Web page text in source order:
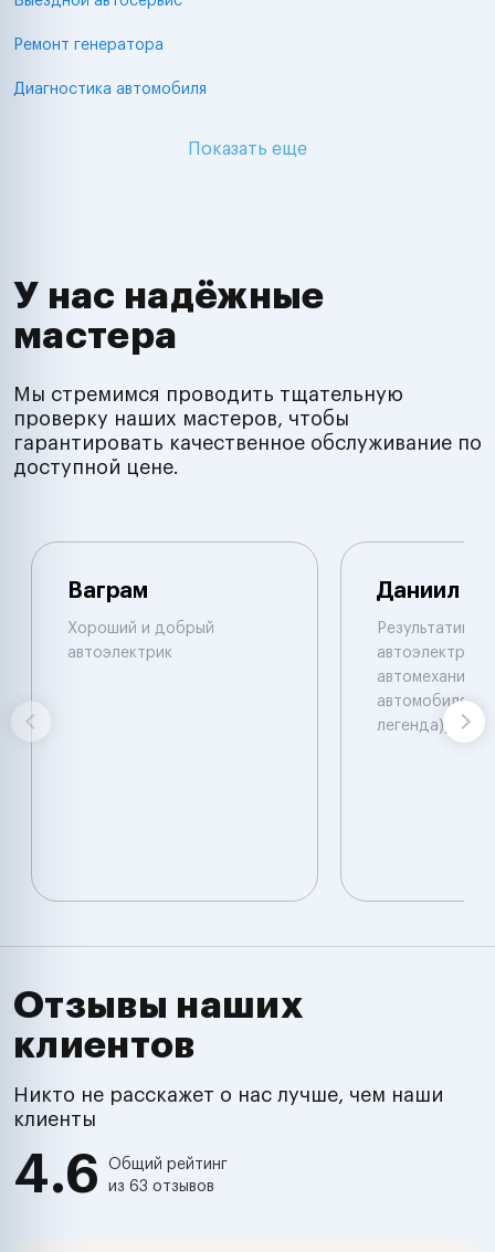
Ремонт генератора
Диагностика автомобиля
Показать еще
У нас надёжные
мастера
Мы стремимся проводить тщательную
проверку наших мастеров, чтобы
гарантировать качественное обслуживание по
доступной цене.
Ваграм
Хороший и добрый
автоэлектрик
Даниил
автоэлектрик и
автомеханик
автомобилям.
легенда))
Отзывы наших
клиентов
Никто не расскажет о нас лучше, чем наши
клиенты
4.6
Общий рейтинг
из 63 отзывов